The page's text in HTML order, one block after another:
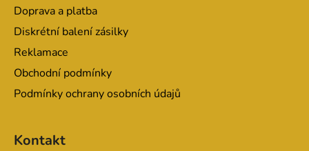
Doprava a platba
Diskrétní balení zásilky
Reklamace
Obchodní podmínky
Podmínky ochrany osobních údajů
Kontakt